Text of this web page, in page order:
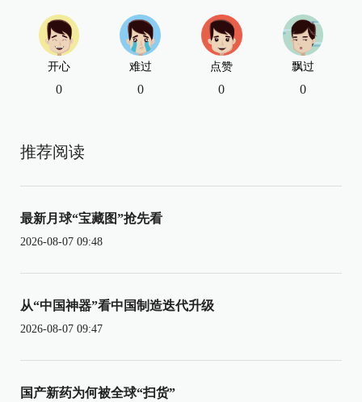
开心
0
难过
0
点赞
0
飘过
0
推荐阅读
最新月球“宝藏图”抢先看
2026-08-07 09:48
从“中国神器”看中国制造迭代升级
2026-08-07 09:47
国产新药为何被全球“扫货”